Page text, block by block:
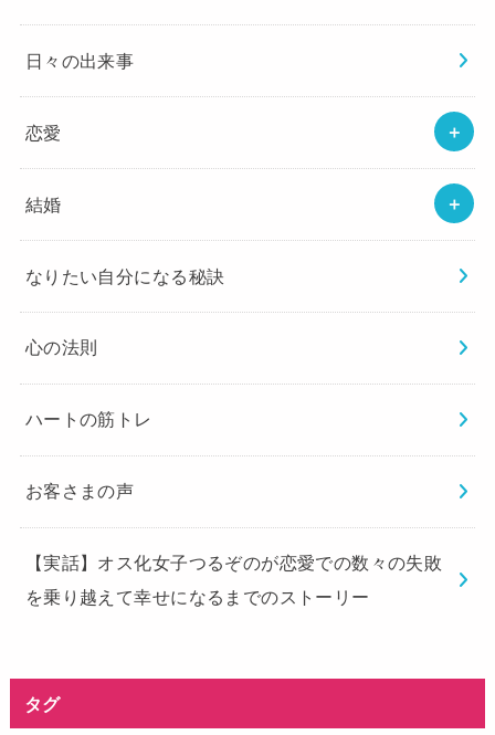
日々の出来事
恋愛
結婚
なりたい自分になる秘訣
心の法則
ハートの筋トレ
お客さまの声
【実話】オス化女子つるぞのが恋愛での数々の失敗
を乗り越えて幸せになるまでのストーリー
タグ